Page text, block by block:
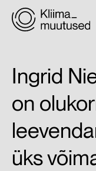
Ingrid
on
üks